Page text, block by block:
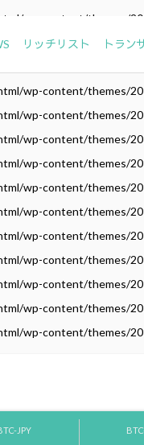
wp-content/themes/
wp-content/themes/
wp-content/themes/
wp-content/themes/
wp-content/themes/
wp-content/themes/
wp-content/themes/
wp-content/themes/
wp-content/themes/
wp-content/themes/
wp-content/themes/
wp-content/themes/
wp-content/themes/
リッチリスト トラン
JPY